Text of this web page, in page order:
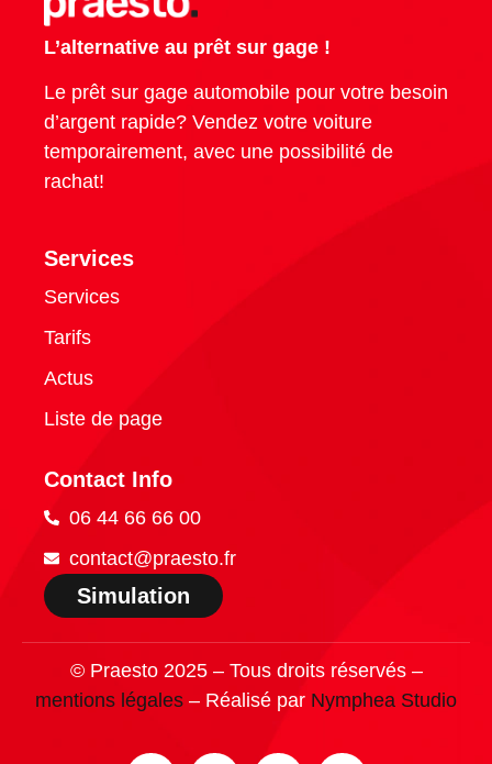
L’alternative au prêt sur gage !
Le prêt sur gage automobile pour votre besoin
d’argent rapide? Vendez votre voiture
temporairement, avec une possibilité de
rachat!
Services
Services
Tarifs
Actus
Liste de page
Contact Info
06 44 66 66 00
contact@praesto.fr
Simulation
© Praesto 2025 – Tous droits réservés –
mentions légales – Réalisé par Nymphea Studio